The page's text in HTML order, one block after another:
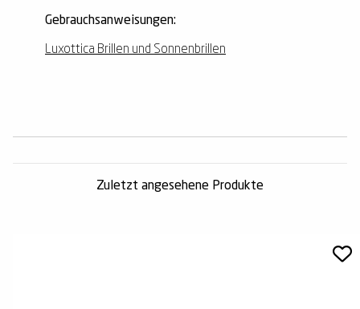
Gebrauchsanweisungen:
Luxottica Brillen und Sonnenbrillen
Zuletzt angesehene Produkte